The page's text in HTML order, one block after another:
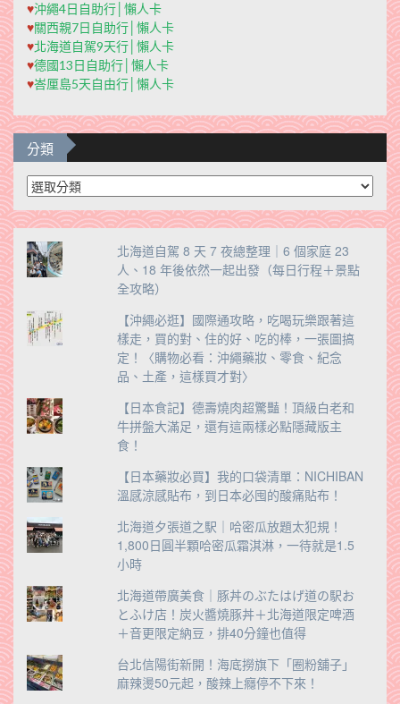
♥沖繩4日自助行│懶人卡
♥關西親7日自助行│懶人卡
♥北海道自駕9天行│懶人卡
♥德國13日自助行│懶人卡
♥峇厘島5天自由行│懶人卡
分類
分
類
北海道自駕 8 天 7 夜總整理｜6 個家庭 23
人、18 年後依然一起出發（每日行程＋景點
全攻略）
【沖繩必逛】國際通攻略，吃喝玩樂跟著這
樣走，買的對、住的好、吃的棒，一張圖搞
定！〈購物必看：沖繩藥妝、零食、紀念
品、土產，這樣買才對〉
【日本食記】德壽燒肉超驚豔！頂級白老和
牛拼盤大滿足，還有這兩樣必點隱藏版主
食！
【日本藥妝必買】我的口袋清單：NICHIBAN
溫感涼感貼布，到日本必囤的酸痛貼布！
北海道夕張道之駅｜哈密瓜放題太犯規！
1,800日圓半顆哈密瓜霜淇淋，一待就是1.5
小時
北海道帶廣美食｜豚丼のぶたはげ道の駅お
とふけ店！炭火醬燒豚丼＋北海道限定啤酒
＋音更限定納豆，排40分鐘也值得
台北信陽街新開！海底撈旗下「圈粉舖子」
麻辣燙50元起，酸辣上癮停不下來！